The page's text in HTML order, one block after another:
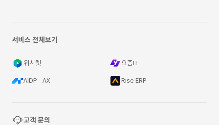
서비스 전체보기
위시켓 요즘IT
AIDP - AX Rise ERP
고객 문의